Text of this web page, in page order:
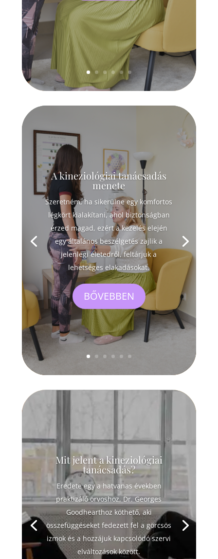
A kineziológiai tanácsadás
menete
Szeretném, ha sikerülne egy komfortos
légkört kialakítani, ahol biztonságban
érzed magad, ezért a kezelés elején
egy általános beszélgetés zajlik a
jelenlegi életedről, feltárjuk a
lehetséges elakadásokat.
BŐVEBBEN
Mit jelent a kineziológiai
tanácsadás?
Eredete egy a hatvanas években
praktizáló orvoshoz, Dr. Georges
Goodhearthoz köthető, aki
összefüggéseket fedezett fel a görcsös
izmok és a hozzájuk kapcsolódó szervi
elváltozások között.